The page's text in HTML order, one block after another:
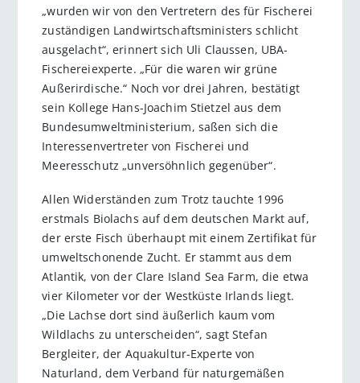
„wurden wir von den Vertretern des für Fischerei
zuständigen Landwirtschaftsministers schlicht
ausgelacht“, erinnert sich Uli Claussen, UBA-
Fischereiexperte. „Für die waren wir grüne
Außerirdische.“ Noch vor drei Jahren, bestätigt
sein Kollege Hans-Joachim Stietzel aus dem
Bundesumweltministerium, saßen sich die
Interessenvertreter von Fischerei und
Meeresschutz „unversöhnlich gegenüber“.
Allen Widerständen zum Trotz tauchte 1996
erstmals Biolachs auf dem deutschen Markt auf,
der erste Fisch überhaupt mit einem Zertifikat für
umweltschonende Zucht. Er stammt aus dem
Atlantik, von der Clare Island Sea Farm, die etwa
vier Kilometer vor der Westküste Irlands liegt.
„Die Lachse dort sind äußerlich kaum vom
Wildlachs zu unterscheiden“, sagt Stefan
Bergleiter, der Aquakultur-Experte von
Naturland, dem Verband für naturgemäßen